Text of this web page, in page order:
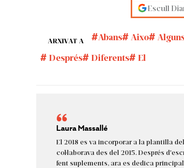
Escull
ARXIVAT A Abans Aixo
Després
Diferents El
Laura Massallé
El 2018 es va incorporar a la plantilla
col·laborava des del 2015. Després
fent suplements, ara es dedica